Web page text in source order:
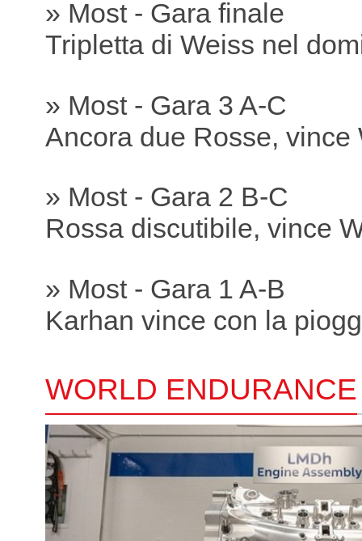
» Most - Gara finale
Tripletta di Weiss nel
» Most - Gara 3 A-C
Ancora due Rosse, vince
» Most - Gara 2 B-C
Rossa discutibile, vince
» Most - Gara 1 A-B
Karhan vince con la
WORLD ENDURANCE